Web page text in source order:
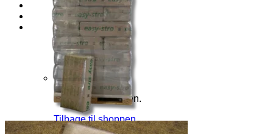
Log ind
Kurv / kr.0,00 0
Ingen varer i kurven.
Tilbage til shoppen